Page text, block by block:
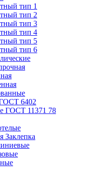
тип 1
тип 2
тип 3
тип 4
тип 5
тип 6
6402
ГОСТ 11371 78
Заклепка